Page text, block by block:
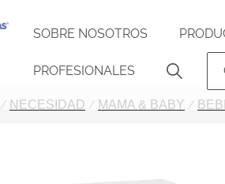
SOBRE NOSOTROS
PROFESIONALES
/ NECESIDAD / MAMA & BABY /